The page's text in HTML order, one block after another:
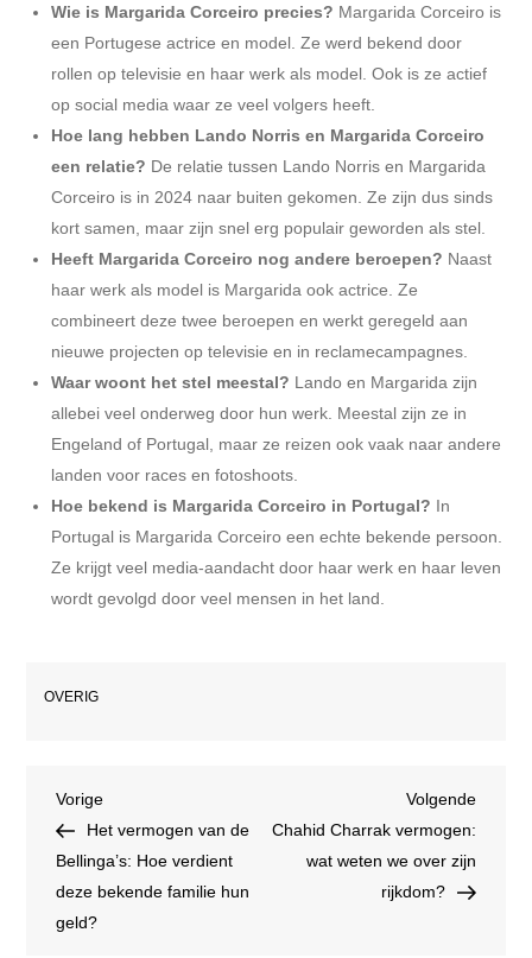
Wie is Margarida Corceiro precies? Margarida Corceiro is
een Portugese actrice en model. Ze werd bekend door
rollen op televisie en haar werk als model. Ook is ze actief
op social media waar ze veel volgers heeft.
Hoe lang hebben Lando Norris en Margarida Corceiro
een relatie? De relatie tussen Lando Norris en Margarida
Corceiro is in 2024 naar buiten gekomen. Ze zijn dus sinds
kort samen, maar zijn snel erg populair geworden als stel.
Heeft Margarida Corceiro nog andere beroepen? Naast
haar werk als model is Margarida ook actrice. Ze
combineert deze twee beroepen en werkt geregeld aan
nieuwe projecten op televisie en in reclamecampagnes.
Waar woont het stel meestal? Lando en Margarida zijn
allebei veel onderweg door hun werk. Meestal zijn ze in
Engeland of Portugal, maar ze reizen ook vaak naar andere
landen voor races en fotoshoots.
Hoe bekend is Margarida Corceiro in Portugal? In
Portugal is Margarida Corceiro een echte bekende persoon.
Ze krijgt veel media-aandacht door haar werk en haar leven
wordt gevolgd door veel mensen in het land.
OVERIG
Bericht
navigatie
Vorig
bericht
Vorige
Het vermogen van de
Bellinga’s: Hoe verdient
deze bekende familie hun
geld?
bericht
Volgende
Chahid Charrak vermogen:
wat weten we over zijn
rijkdom?